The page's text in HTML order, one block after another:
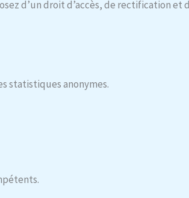
d’un droit d’accès, de rectification et
statistiques anonymes.